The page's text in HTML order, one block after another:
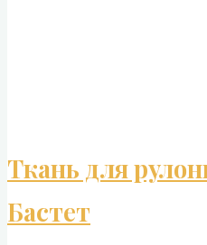
Ткань для
Бастет